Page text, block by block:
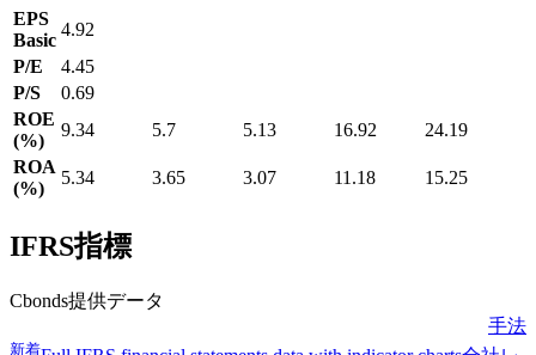
EPS
Basic
4.92
P/E
4.45
P/S
0.69
ROE
(%)
9.34 5.7 5.13 16.92
24.19
ROA
(%)
5.34 3.65 3.07 11.18 15.25
IFRS指標
Cbonds提供データ
手法
新着